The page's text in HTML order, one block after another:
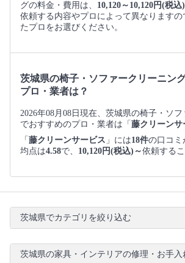
グの料金・費用は、 10,120～10,120円(税込)
依頼する内容やプロによって異なりますの
たプロをお選びください。
茨城県の椅子・ソファークリーニン
プロ・業者は？
2026年08月08日現在、茨城県の椅子・ソ
でおすすめのプロ・業者は「 藤クリーンサ
「 藤クリーンサービス 」には18件の口コミ
均点は4.58で、 10,120円(税込)～依頼する
茨城県でカテゴリを絞り込む
茨城県の家具・インテリアの修理・お手入